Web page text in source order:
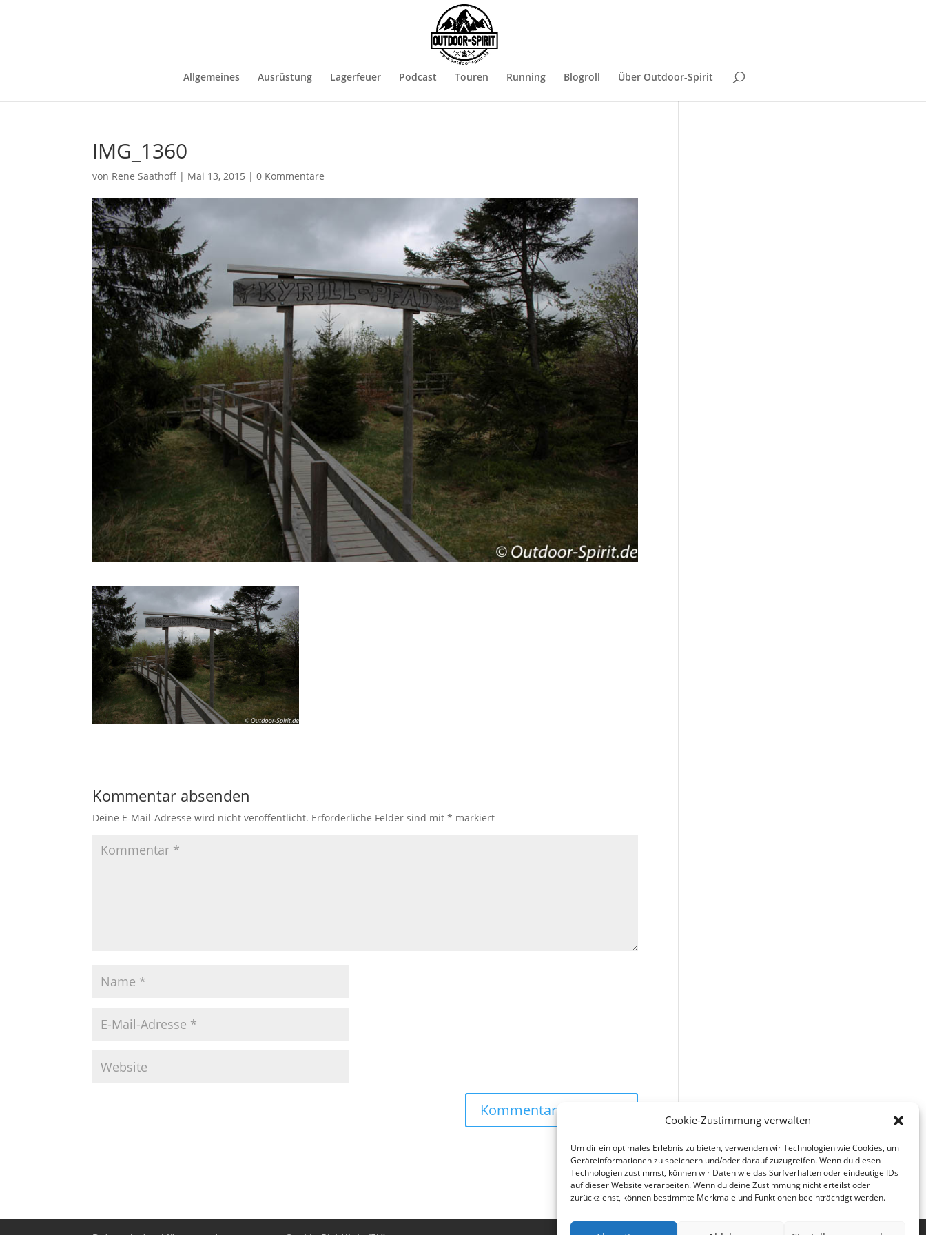
Cookie-Zustimmung verwalten
Um dir ein optimales Erlebnis zu bieten, verwenden wir Technologien wie Cookies, um
Geräteinformationen zu speichern und/oder darauf zuzugreifen. Wenn du diesen
Technologien zustimmst, können wir Daten wie das Surfverhalten oder eindeutige IDs
auf dieser Website verarbeiten. Wenn du deine Zustimmung nicht erteilst oder
zurückziehst, können bestimmte Merkmale und Funktionen beeinträchtigt werden.
Allgemeines Ausrüstung Lagerfeuer Podcast Touren Running Blogroll Über Outdoor-Spirit
IMG_1360
von Rene Saathoff | Mai 13, 2015 |0 Kommentare
Kommentar absenden
Deine E-Mail-Adresse wird nicht veröffentlicht. Erforderliche Felder sind mit* markiert